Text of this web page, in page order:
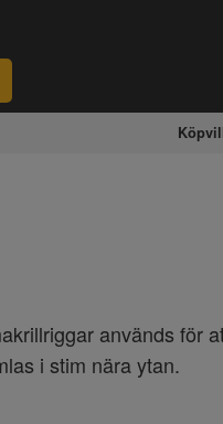
används för
i stim nära ytan.